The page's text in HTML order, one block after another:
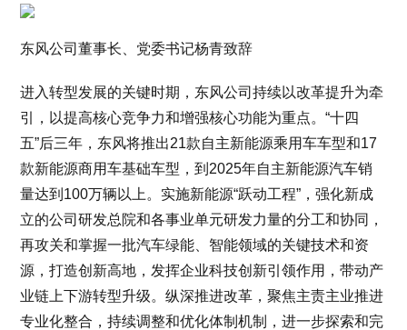
东风公司董事长、党委书记杨青致辞
进入转型发展的关键时期，东风公司持续以改革提升为牵
引，以提高核心竞争力和增强核心功能为重点。“十四
五”后三年，东风将推出21款自主新能源乘用车车型和17
款新能源商用车基础车型，到2025年自主新能源汽车销
量达到100万辆以上。实施新能源“跃动工程”，强化新成
立的公司研发总院和各事业单元研发力量的分工和协同，
再攻关和掌握一批汽车绿能、智能领域的关键技术和资
源，打造创新高地，发挥企业科技创新引领作用，带动产
业链上下游转型升级。纵深推进改革，聚焦主责主业推进
专业化整合，持续调整和优化体制机制，进一步探索和完